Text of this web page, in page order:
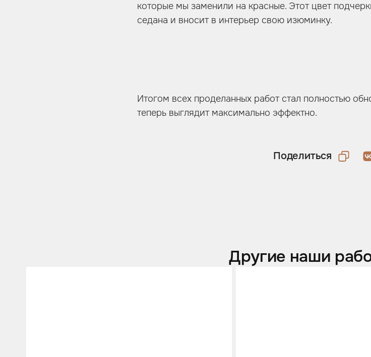
которые мы заменили на красные. Этот цвет
седана и вносит в интерьер свою изюминку.
Итогом всех проделанных работ стал полностью
теперь выглядит максимально эффектно.
Поделиться
Другие наши